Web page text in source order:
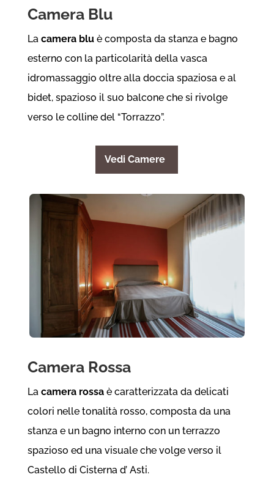
Camera Blu
La camera bluè composta da stanza e bagno
esterno con la particolarità della vasca
idromassaggio oltre alla doccia spaziosa e al
bidet, spazioso il suo balcone che si rivolge
verso le colline del “Torrazzo”.
Vedi Camere
Camera Rossa
La camera rossaè caratterizzata da delicati
colori nelle tonalità rosso, composta da una
stanza e un bagno interno con un terrazzo
spazioso ed una visuale che volge verso il
Castello di Cisterna d’ Asti.